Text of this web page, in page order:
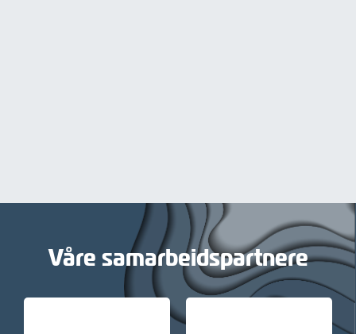
Våre samarbeidspartnere